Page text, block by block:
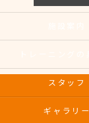
スタッフ
ギャラリー